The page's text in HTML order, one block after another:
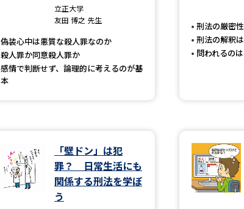
新学年スタート号特集ペ
SELFBRAND特集ページ
受験
立正大学
友田 博之 先生
偽装心中は悪質な殺人罪なのか
殺人罪か同意殺人罪か
感情で判断せず、論理的に考えるのが基
本
刑法の厳密性
刑法の解釈
問われるの
「壁ドン」は犯
罪？ 日常生活にも
関係する刑法を学ぼ
う